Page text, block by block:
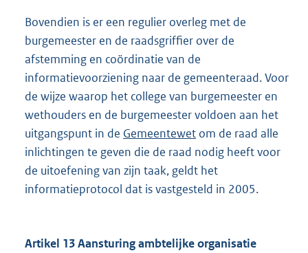
Bovendien is er een regulier overleg met de
burgemeester en de raadsgriffier over de
afstemming en coördinatie van de
informatievoorziening naar de gemeenteraad. Voor
de wijze waarop het college van burgemeester en
wethouders en de burgemeester voldoen aan het
uitgangspunt in de Gemeentewet om de raad alle
inlichtingen te geven die de raad nodig heeft voor
de uitoefening van zijn taak, geldt het
informatieprotocol dat is vastgesteld in 2005.
Artikel 13 Aansturing ambtelijke organisatie